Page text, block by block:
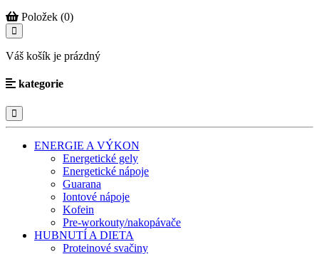
Položek (0)
Váš košík je prázdný
kategorie
ENERGIE A VÝKON
Energetické gely
Energetické nápoje
Guarana
Iontové nápoje
Kofein
Pre-workouty/nakopávače
HUBNUTÍ A DIETA
Proteinové svačiny